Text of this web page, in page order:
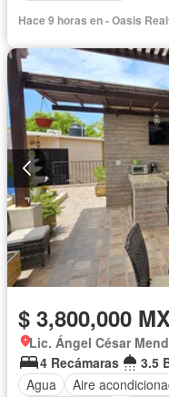
Hace 9 horas en - Oasis
$ 3,800,000
Lic. Ángel César
4 Recámaras
3.5
Agua
Aire